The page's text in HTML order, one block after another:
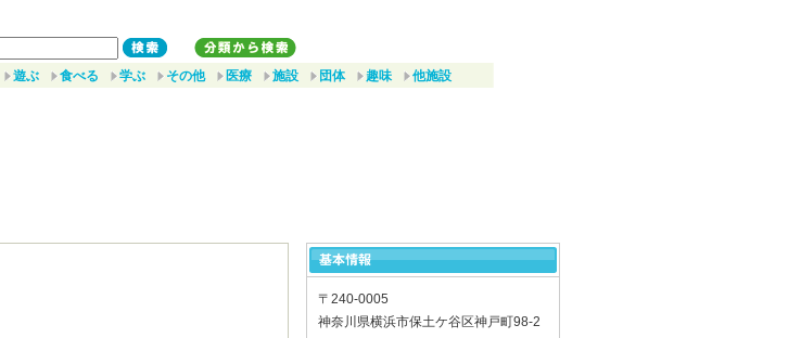
遊ぶ 食べる 学ぶ その他 医療 施設 団体 趣味 他施設
〒240-0005
神奈川県横浜市保土ケ谷区神戸町98-2